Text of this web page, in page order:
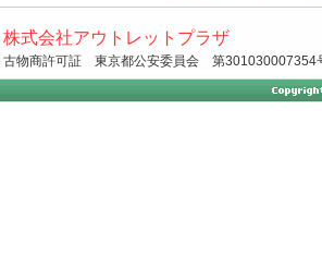
株式会社アウトレットプラザ
古物商許可証 東京都公安委員会 第301030007354